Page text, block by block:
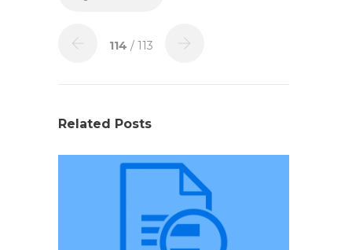
114 / 113
Related Posts